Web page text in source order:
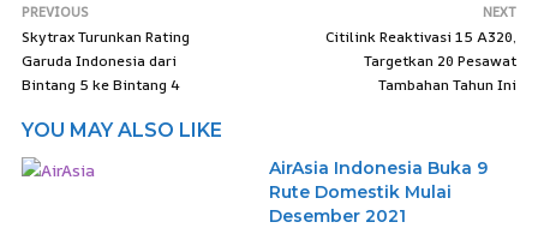
PREVIOUS
Skytrax Turunkan Rating
Garuda Indonesia dari
Bintang 5 ke Bintang 4
NEXT
Citilink Reaktivasi 15 A320,
Targetkan 20 Pesawat
Tambahan Tahun Ini
YOU MAY ALSO LIKE
AirAsia Indonesia Buka 9
Rute Domestik Mulai
Desember 2021